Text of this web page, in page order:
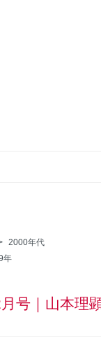
2000年代
年
号｜山本理